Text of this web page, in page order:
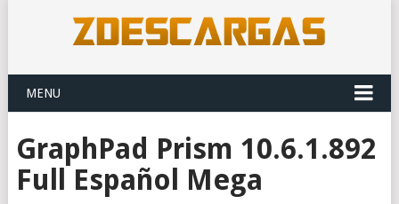
MENU
GraphPad Prism 10.6.1.892
Full Español Mega